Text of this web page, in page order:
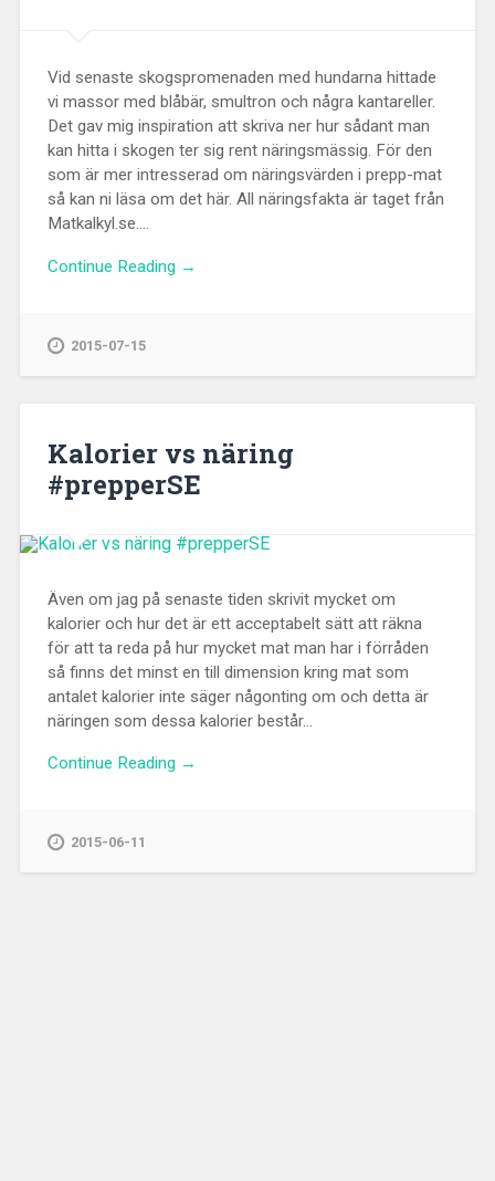
Vid senaste skogspromenaden med hundarna hittade
vi massor med blåbär, smultron och några kantareller.
Det gav mig inspiration att skriva ner hur sådant man
kan hitta i skogen ter sig rent näringsmässig. För den
som är mer intresserad om näringsvärden i prepp-mat
så kan ni läsa om det här. All näringsfakta är taget från
Matkalkyl.se....
Continue Reading →
2015-07-15
Kalorier vs näring
#prepperSE
Även om jag på senaste tiden skrivit mycket om
kalorier och hur det är ett acceptabelt sätt att räkna
för att ta reda på hur mycket mat man har i förråden
så finns det minst en till dimension kring mat som
antalet kalorier inte säger någonting om och detta är
näringen som dessa kalorier består...
Continue Reading →
2015-06-11